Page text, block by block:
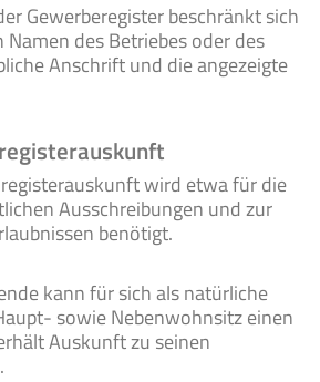
Gewerberegister beschränkt sich
Namen des Betriebes oder des
Anschrift und die angezeigte
wird etwa für die
Ausschreibungen und zur
benötigt.
kann für sich als natürliche
sowie Nebenwohnsitz einen
Auskunft zu seinen